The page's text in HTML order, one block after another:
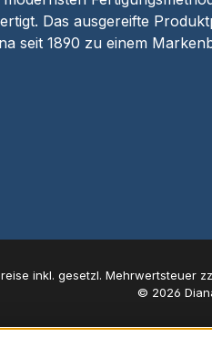
Das ausgereifte
seit 1890 zu einem
inkl. gesetzl. Mehrwertsteuer
© 2026